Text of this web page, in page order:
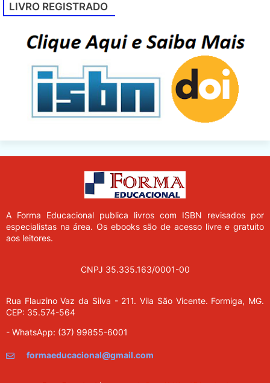
LIVRO REGISTRADO
A Forma Educacional publica livros com ISBN revisados por
especialistas na área. Os ebooks são de acesso livre e gratuito
aos leitores.
CNPJ 35.335.163/0001-00
Rua Flauzino Vaz da Silva - 211.Vila São Vicente. Formiga, MG.
CEP: 35.574-564
- WhatsApp: (37) 99855-6001
formaeducacional@gmail.com